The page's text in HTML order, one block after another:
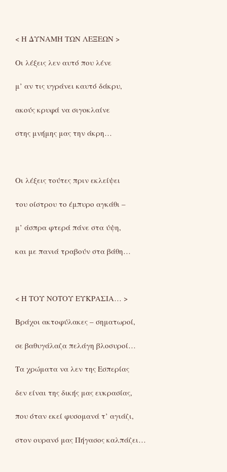
< Η ΔΥΝΑΜΗ ΤΩΝ ΛΕΞΕΩΝ >
Οι λέξεις λεν αυτό που λένε
μ’ αν τις υγράνει καυτό δάκρυ,
ακούς κρυφά να σιγοκλαίνε
στης μνήμης μας την άκρη…
Οι λέξεις τούτες πριν εκλείψει
του οίστρου το έμπυρο αγκάθι –
μ’ άσπρα φτερά πάνε στα ύψη,
και με πανιά τραβούν στα βάθη…
< Η ΤΟΥ ΝΟΤΟΥ ΕΥΚΡΑΣΙΑ… >
Βράχοι ακτοφύλακες – σηματωροί,
σε βαθυγάλαζα πελάγη βλοσυροί…
Τα χρώματα να λεν της Εσπερίας
δεν είναι της δικής μας ευκρασίας,
που όταν εκεί φυσομανά τ’ αγιάζι,
στον ουρανό μας Πήγασος καλπάζει…